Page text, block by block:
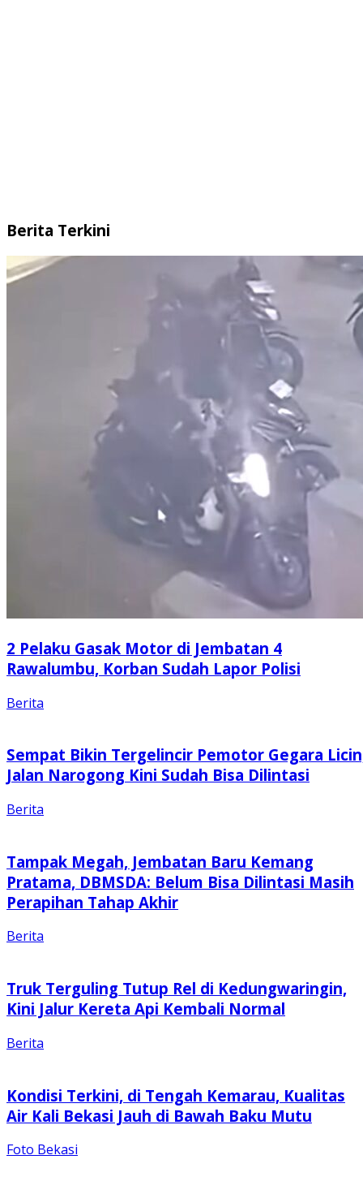
Berita Terkini
2 Pelaku Gasak Motor di Jembatan 4
Rawalumbu, Korban Sudah Lapor Polisi
Berita
Sempat Bikin Tergelincir Pemotor Gegara
Jalan Narogong Kini Sudah Bisa Dilintasi
Berita
Tampak Megah, Jembatan Baru Kemang
Pratama, DBMSDA: Belum Bisa Dilintasi Masih
Perapihan Tahap Akhir
Berita
Truk Terguling Tutup Rel di Kedungwaringin,
Kini Jalur Kereta Api Kembali Normal
Berita
Kondisi Terkini, di Tengah Kemarau, Kualitas
Air Kali Bekasi Jauh di Bawah Baku Mutu
Foto Bekasi